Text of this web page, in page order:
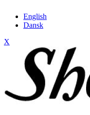
English
Dansk
X